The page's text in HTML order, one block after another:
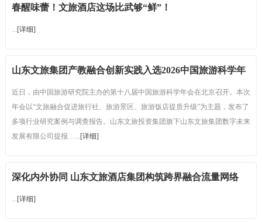
春醒味蕾！文旅酒店这场比武够“鲜”！
...[详细]
山东文旅集团产教融合创新实践入选2026中国旅游科学年
会典型案例
近日，由中国旅游研究院主办的第十八届中国旅游科学年会在北京召开。本次
年会以“文旅融合促进旅行社、旅游景区、旅游饭店提质升级”为主题，发布了
多项行业研究案例与调查报告。山东文旅投资集团旗下山东文旅集团数字未来
发展有限公司提报…...[详细]
深化内外协同 山东文旅酒店集团构筑跨界融合流量网络
...[详细]